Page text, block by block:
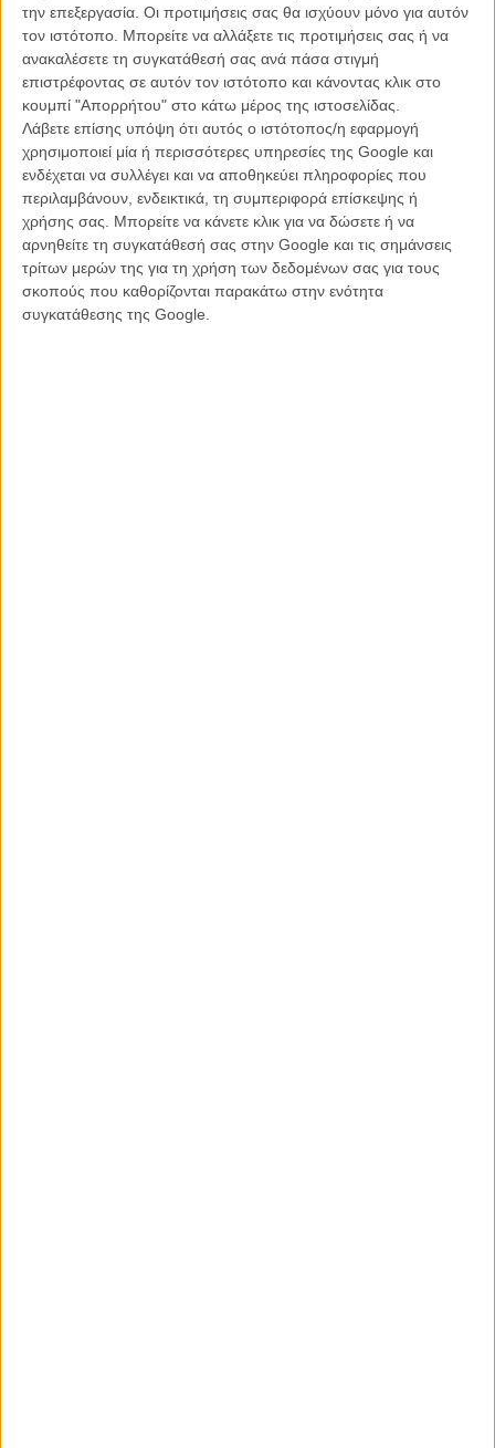
την επεξεργασία. Οι προτιμήσεις σας θα ισχύουν μόνο για αυτόν
τον ιστότοπο. Μπορείτε να αλλάξετε τις προτιμήσεις σας ή να
ανακαλέσετε τη συγκατάθεσή σας ανά πάσα στιγμή
επιστρέφοντας σε αυτόν τον ιστότοπο και κάνοντας κλικ στο
κουμπί "Απορρήτου" στο κάτω μέρος της ιστοσελίδας.
Λάβετε επίσης υπόψη ότι αυτός ο ιστότοπος/η εφαρμογή
χρησιμοποιεί μία ή περισσότερες υπηρεσίες της Google και
ενδέχεται να συλλέγει και να αποθηκεύει πληροφορίες που
περιλαμβάνουν, ενδεικτικά, τη συμπεριφορά επίσκεψης ή
χρήσης σας. Μπορείτε να κάνετε κλικ για να δώσετε ή να
αρνηθείτε τη συγκατάθεσή σας στην Google και τις σημάνσεις
τρίτων μερών της για τη χρήση των δεδομένων σας για τους
σκοπούς που καθορίζονται παρακάτω στην ενότητα
συγκατάθεσης της Google.
Δείτε ακόμη: Φόνος, εκδίκηση, αίμα, βυζιά... Το καστ του «Game
of Thrones» προσπαθεί να συνοψίσει τη σειρά σε 30 δευτερόλεπτα
Τα βίντεο που ακολουθούν μάς συστήνουν τις Sand Snakes (τις
κόρες του Ομπεριν που θα ζητήσουν εκδίκηση για το θάνατο του
πατέρα του), το νέο πιο σκοτεινό λουκ της Σανσα και την ομάδα
πίσω από την εντυπωσιακή κατασκευή των σκηνικών της σειράς.